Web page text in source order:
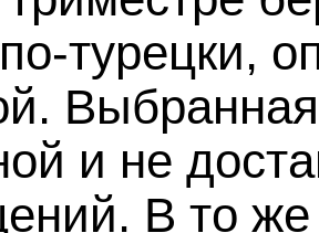
турецки,
и не
В то же